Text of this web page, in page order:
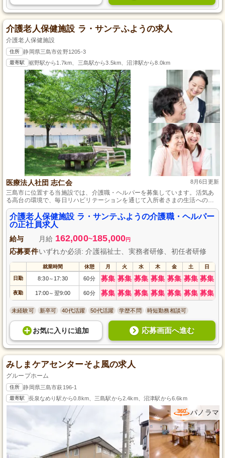
介護老人保健施設 ラ・サンテふようの求人
介護老人保健施設
住所 静岡県三島市佐野1205-3
最寄駅 裾野駅から1.7km、三島駅から3.5km、沼津駅から8.0km
医療法人社団 志仁会 8月6日更新
三島市に位置する当施設では、介護職・ヘルパーを募集しています。活気あ
る高台の環境で、毎日リハビリテーションを通じて入所者さまの生活への意
欲を高めることに貢献できます。身の回りのお世話や、歩行訓練、楽しい体
操など、多彩なサポートを行いながら、介護のスキルアップを目指せます。
介護老人保健施設 ラ・サンテふようの介護職・ヘルパー
の正社員求人
給与 月給 162,000~185,000円
応募要件いずれか必須: 介護福祉士、実務者研修、初任者研修
就業時間 休憩 月 火 水 木 金 土 日
日勤 8:30～ 17:30 60分 募集 募集 募集 募集 募集 募集 募集
夜勤 17:00～ 翌9:00 60分 募集 募集 募集 募集 募集 募集 募集
未経験可 新卒可 40代活躍 50代活躍 学歴不問 時短勤務相談可
お気に入り に追加 応募画面へ進む
みしまケアセンターそよ風の求人
グループホーム
住所 静岡県三島市萩196-1
最寄駅 長泉なめり駅から0.8km、三島駅から2.4km、沼津駅から6.6km
パノラマ